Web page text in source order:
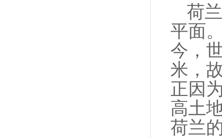
荷
平面
今，
米，
正因
高土
荷兰